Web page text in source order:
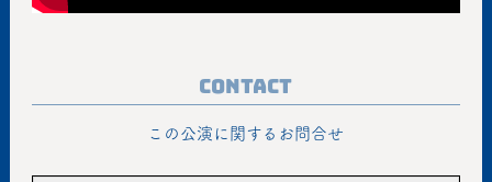
Contact
この公演に関するお問合せ